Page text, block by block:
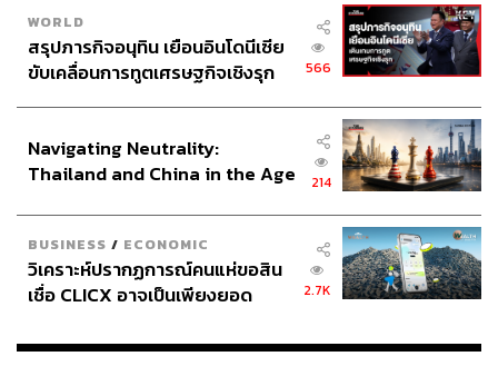
WORLD
สรุปภารกิจอนุทิน เยือนอินโดนีเซีย
ขับเคลื่อนการทูตเศรษฐกิจเชิงรุก
566
Navigating Neutrality:
Thailand and China in the Age
214
BUSINESS / ECONOMIC
วิเคราะห์ปรากฏการณ์คนแห่ขอสิน
เชื่อ CLICX อาจเป็นเพียงยอด
เรือนไทยที่ถูกซุกไว้
2.7K